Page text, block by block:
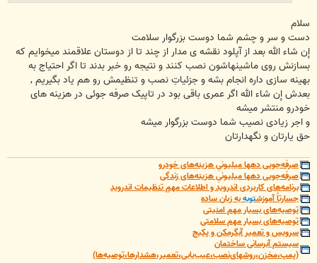
سلام
دست و سر و چشم شما دوست بزرگوار سلامت
إن شاء الله بعد از آپلود نقشه ی مدار از چند تا از دوستان علاقمند میخوایم که
بسازنش روی ماشینهاشون نصب کنند و نتیجه رو خبر بدند تا اگر احتیاج به
بهینه سازی داره انجام بشه و جزئیاتِ نصب و تنظیمش رو هم یاد بگیریم ,
بعدش إن شاء الله اگر عمری باقی بود در تاپیک صرفه جوئی در هزینه های
خودرو منتشر میشه
و اجر زیادی نصیب شما دوست بزرگوار میشه
حق یارتان و نگهدارتان
صرفه‌جویی دهها میلیونیِ هزینه‌های خودرو
صرفه‌جویی دهها میلیونیِ هزینه‌های زندگی
برنامه‌های کاربردی اندروید و اطلاعات مهمِ تنظیمات اندروید
جسارتاً آموزشتوبهبه زبان ساده
توصیه‌های بسیار مهم امنیتی
توصیه‌های بسیار مهم سلامتی
سرویس و تعمیر آبگرمکن و پکیج
سیستم آبرسانی ساختمان
(پمپ،مخزن،روشهای‌نصب،عیب‌یابی،تعمیر،هشدارها،توصیه‌ها)